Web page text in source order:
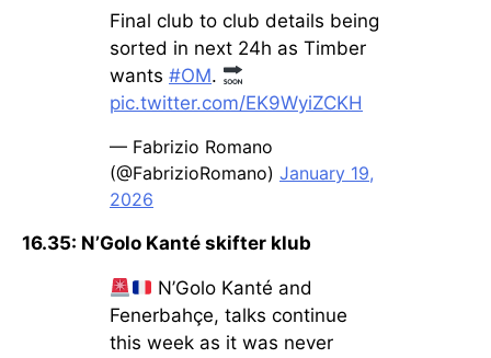
Final club to club details being
sorted in next 24h as Timber
wants #OM.
pic.twitter.com/EK9WyiZCKH
— Fabrizio Romano
(@FabrizioRomano) January 19,
2026
16.35: N’Golo Kanté skifter klub
N’Golo Kanté and
Fenerbahçe, talks continue
this week as it was never